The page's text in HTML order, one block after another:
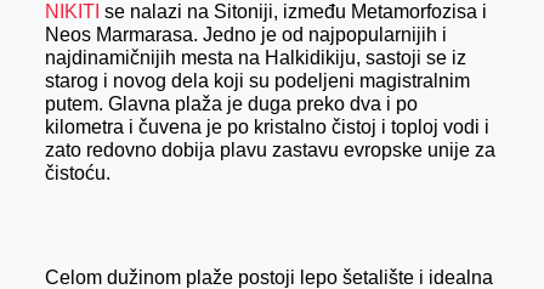
b
o
o
k
e
n
g
e
r
e
d
I
n
r
s
A
p
p
l
NIKITI se nalazi na Sitoniji, između Metamorfozisa i
Neos Marmarasa. Jedno je od najpopularnijih i
najdinamičnijih mesta na Halkidikiju, sastoji se iz
starog i novog dela koji su podeljeni magistralnim
putem. Glavna plaža je duga preko dva i po
kilometra i čuvena je po kristalno čistoj i toploj vodi i
zato redovno dobija plavu zastavu evropske unije za
čistoću.
Celom dužinom plaže postoji lepo šetalište i idealna